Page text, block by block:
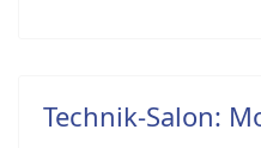
Technik-Salon: